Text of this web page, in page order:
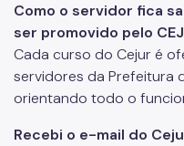
Programa de Residência
REVISTA JURÍDICA
Notícias
Fale Conosco
Como o servidor fica
ser promovido pelo
Cada curso do Cejur é
servidores da Prefeitura
orientando todo o
Recebi o e-mail do